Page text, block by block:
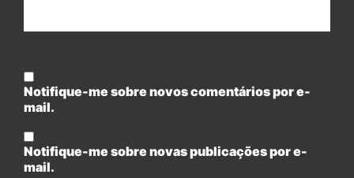
Notifique-me sobre novos comentários por e-
mail.
Notifique-me sobre novas publicações por e-
mail.